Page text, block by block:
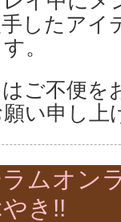
したアイ
。
ご不便を
い申し上
ラムオン
き!!